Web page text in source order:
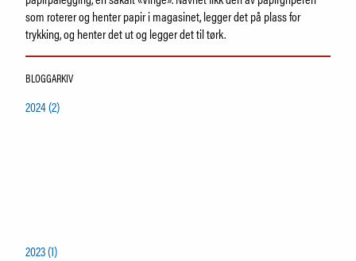
Fristelser i museumsbutikken
IDDIS Café & Brasserie
Venneforening
som roterer og henter papir i magasinet, legger det på plass for
trykking, og henter det ut og legger det til tørk.
BLOGGARKIV
2024 (2)
2023 (1)